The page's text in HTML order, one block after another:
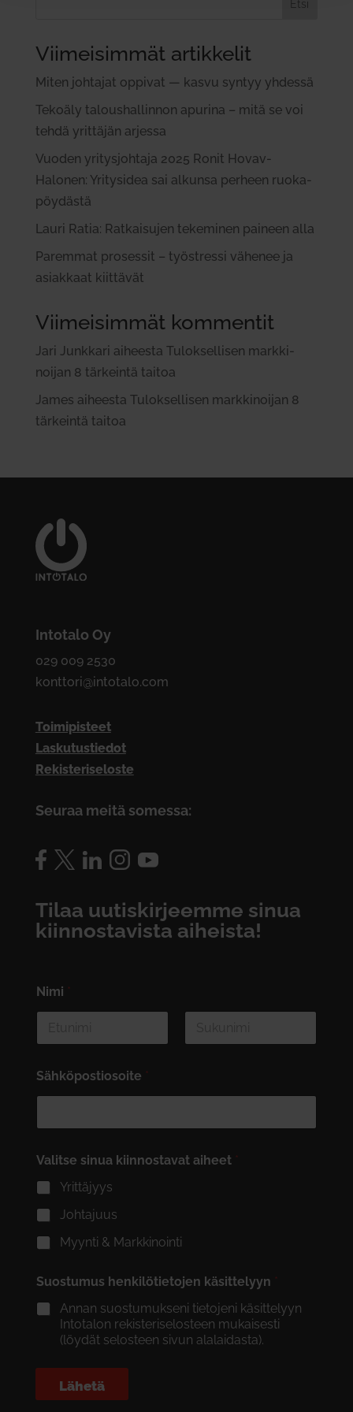
Etsi
Viimeisimmät artikkelit
Miten joh­tajat oppivat — kasvu syntyy yhdessä
Tekoäly talous­hal­linnon apurina – mitä se voi
tehdä yrit­täjän arjessa
Vuoden yri­tys­johtaja 2025 Ronit Hovav-
Halonen: Yri­tysidea sai alkunsa perheen ruo­ka­
pöy­dästä
Lauri Ratia: Rat­kai­sujen teke­minen paineen alla
Paremmat pro­sessit – työ­stressi vähenee ja
asiakkaat kiit­tävät
Viimeisimmät kommentit
Jari Junkkari aiheesta Tulok­sel­lisen mark­ki­
noijan 8 tär­keintä taitoa
James aiheesta Tulok­sel­lisen mark­ki­noijan 8
tär­keintä taitoa
Intotalo Oy
029 009 2530
konttori@intotalo.com
Toimipisteet
Laskutustiedot
Rekisteriseloste
Seuraa meitä somessa:
Tilaa uutiskirjeemme sinua
kiinnostavista aiheista!
Nimi *
Sähköpostiosoite *
Valitse sinua kiinnostavat aiheet *
Yrittäjyys
Johtajuus
Myynti & Markkinointi
Suostumus henkilötietojen käsittelyyn *
Annan suostumukseni tietojeni käsittelyyn
Intotalon rekisteriselosteen mukaisesti
(löydät selosteen sivun alalaidasta).
Lähetä